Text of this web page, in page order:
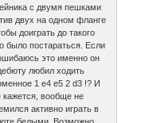
с двумя пешками
двух на одном фланге
доиграть до такого
было постараться. Если
это именно он
любил ходить
1 e4 e5 2 d3 !? И
кажется, вообще не
активно играть в